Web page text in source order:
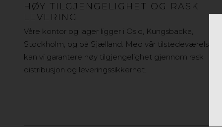
HØY TILGJENGELIGHET OG RASK
LEVERING
Våre kontor og lager ligger i Oslo, Kungsbacka,
Stockholm, og på Sjælland. Med vår tilstedeværelse
kan vi garantere høy tilgjengelighet gjennom rask
distribusjon og leveringssikkerhet.